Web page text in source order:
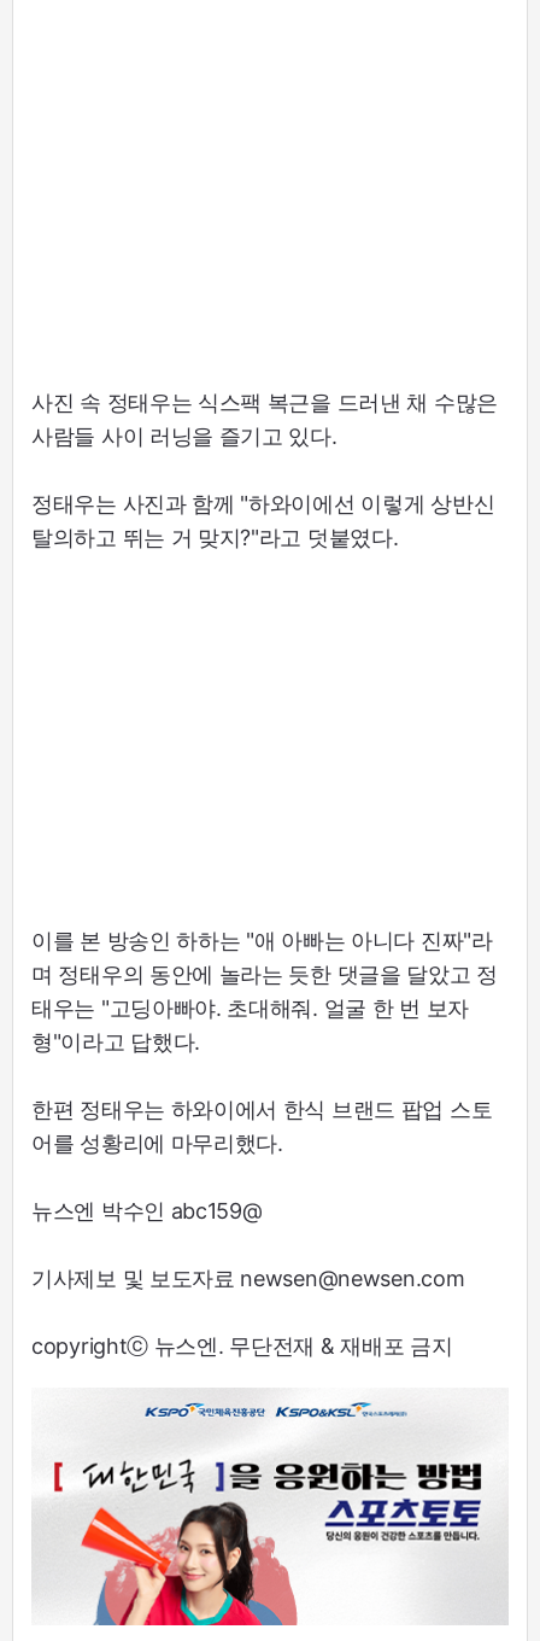
사진 속 정태우는 식스팩 복근을 드러낸 채 수많은
사람들 사이 러닝을 즐기고 있다.
정태우는 사진과 함께 "하와이에선 이렇게 상반신
탈의하고 뛰는 거 맞지?"라고 덧붙였다.
이를 본 방송인 하하는 "애 아빠는 아니다 진짜"라
며 정태우의 동안에 놀라는 듯한 댓글을 달았고 정
태우는 "고딩아빠야. 초대해줘. 얼굴 한 번 보자
형"이라고 답했다.
한편 정태우는 하와이에서 한식 브랜드 팝업 스토
어를 성황리에 마무리했다.
뉴스엔 박수인 abc159@
기사제보 및 보도자료 newsen@newsen.com
copyrightⓒ 뉴스엔. 무단전재 & 재배포 금지